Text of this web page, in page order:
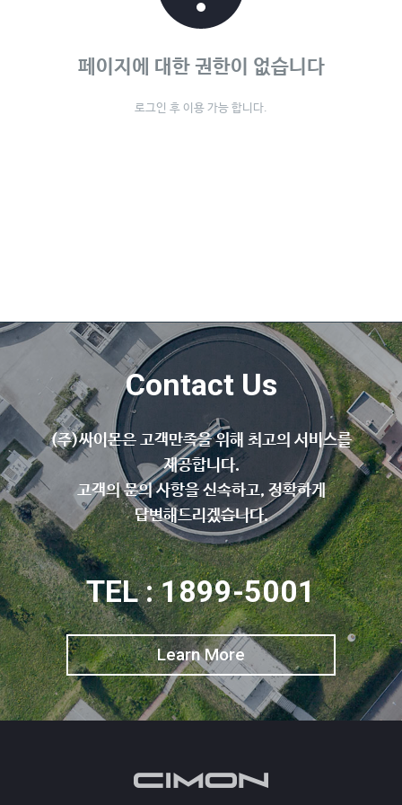
페이지에 대한 권한이 없습니다
로그인 후 이용 가능 합니다.
Contact Us
(주)싸이몬은 고객만족을 위해 최고의 서비스를
제공합니다.
고객의 문의 사항을 신속하고, 정확하게
답변해드리겠습니다.
TEL : 1899-5001
Learn More